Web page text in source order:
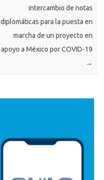
intercambio de notas
diplomáticas para la puesta en
marcha de un proyecto en
apoyo a México por COVID-19
→